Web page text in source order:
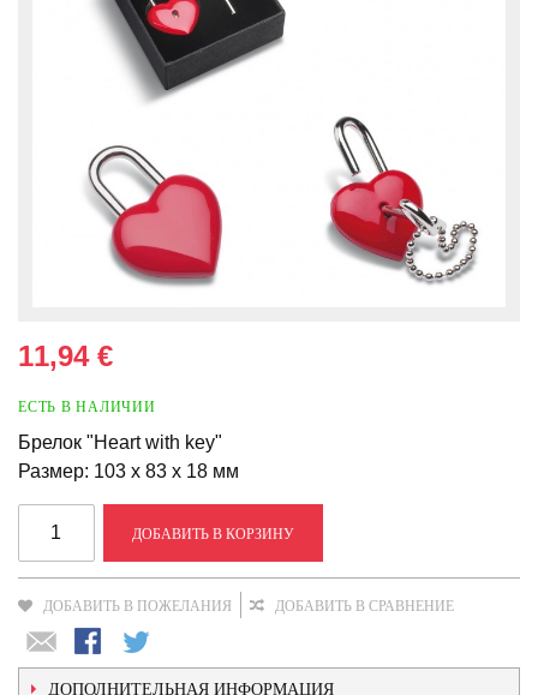
11,94 €
ЕСТЬ В НАЛИЧИИ
Брелок "Heart with key"
Размер: 103 x 83 x 18 мм
ДОБАВИТЬ В КОРЗИНУ
ДОБАВИТЬ В ПОЖЕЛАНИЯ ДОБАВИТЬ В СРАВНЕНИЕ
ДОПОЛНИТЕЛЬНАЯ ИНФОРМАЦИЯ